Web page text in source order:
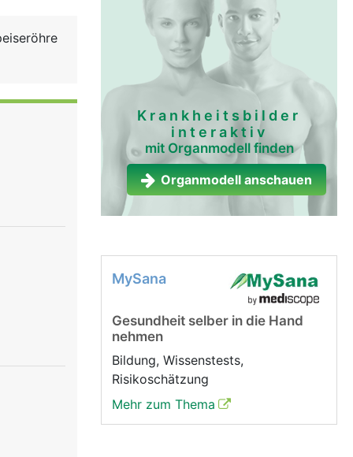
Krankheitsbilder
interaktiv
mit Organmodell finden
Organmodell anschauen
MySana
Gesundheit selber in die Hand
nehmen
Bildung, Wissenstests,
Risikoschätzung
Mehr zum Thema